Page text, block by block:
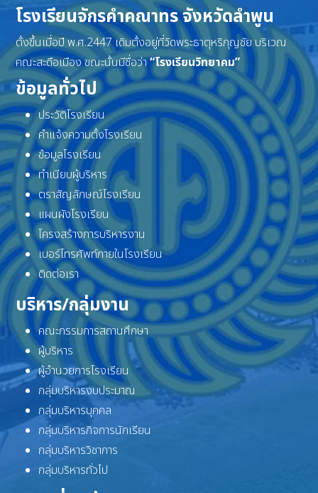
โรงเรียนจักรคำคณาทร จังหวัดลำพูน
ตั้งขึ้นเมื่อปี พ.ศ.2447 เดิมตั้งอยู่ที่วัดพระธาตุหริภุญชัย บริเวณ
คณะสะดือเมือง ขณะนั้นมีชื่อว่า“โรงเรียนวิทยาคม”
ข้อมูลทั่วไป
ประวัติโรงเรียน
คำแจ้งความตั้งโรงเรียน
ข้อมูลโรงเรียน
ทำเนียบผู้บริหาร
ตราสัญลักษณ์โรงเรียน
แผนผังโรงเรียน
โครงสร้างการบริหารงาน
เบอร์โทรศัพท์ภายในโรงเรียน
ติดต่อเรา
บริหาร/กลุ่มงาน
คณะกรรมการสถานศึกษา
ผู้บริหาร
ผู้อำนวยการโรงเรียน
กลุ่มบริหารงบประมาณ
กลุ่มบริหารบุคคล
กลุ่มบริหารกิจการนักเรียน
กลุ่มบริหารวิชาการ
กลุ่มบริหารทั่วไป